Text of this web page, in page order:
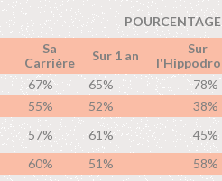
Sa
Carrière
Sur 1 an
Sur
67% 65%
78%
55% 52%
38%
57% 61%
45%
60% 51%
58%